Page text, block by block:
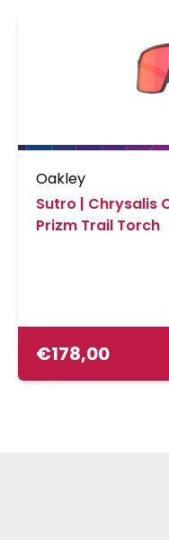
Oakley
Sutro | Chrysalis
Prizm Trail Torch
€178,00